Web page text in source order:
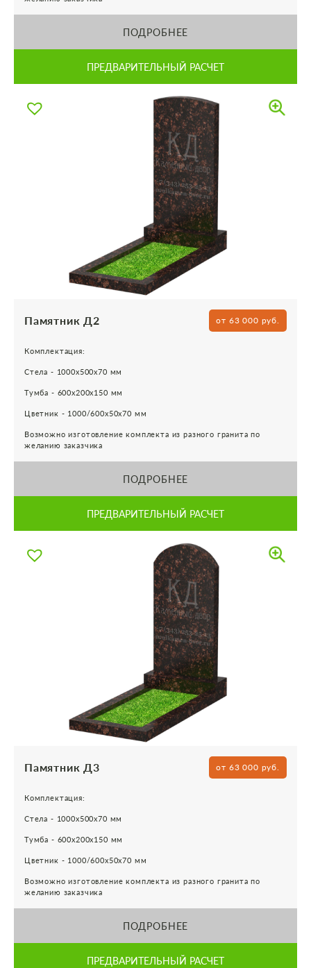
ПОДРОБНЕЕ
ПРЕДВАРИТЕЛЬНЫЙ РАСЧЕТ
Памятник Д2 от 63 000 руб.
Комплектация:
Стела - 1000х500х70 мм
Тумба - 600х200х150 мм
Цветник - 1000/600х50х70 мм
Возможно изготовление комплекта из разного гранита по
желанию заказчика
ПОДРОБНЕЕ
ПРЕДВАРИТЕЛЬНЫЙ РАСЧЕТ
Памятник Д3 от 63 000 руб.
Комплектация:
Стела - 1000х500х70 мм
Тумба - 600х200х150 мм
Цветник - 1000/600х50х70 мм
Возможно изготовление комплекта из разного гранита по
желанию заказчика
ПОДРОБНЕЕ
ПРЕДВАРИТЕЛЬНЫЙ РАСЧЕТ